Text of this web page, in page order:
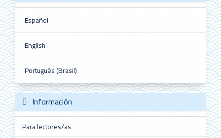
Español
English
Português (Brasil)
Información
Para lectores/as